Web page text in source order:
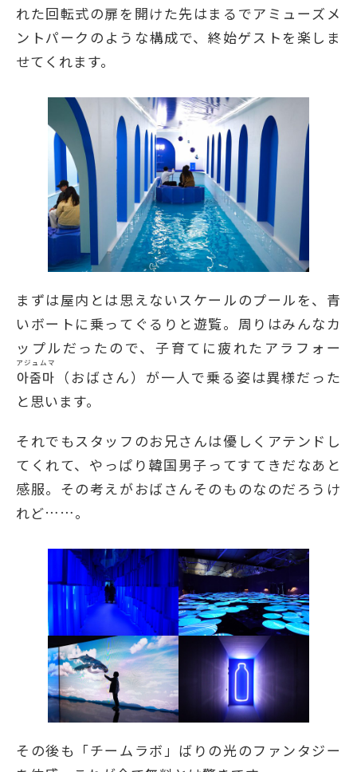
れた回転式の扉を開けた先はまるでアミューズメ
ントパークのような構成で、終始ゲストを楽しま
せてくれます。
まずは屋内とは思えないスケールのプールを、青
いボートに乗ってぐるりと遊覧。周りはみんなカ
ップルだったので、子育てに疲れたアラフォー
아줌마
アジュムマ
（おばさん）が一人で乗る姿は異様だった
と思います。
それでもスタッフのお兄さんは優しくアテンドし
てくれて、やっぱり韓国男子ってすてきだなあと
感服。その考えがおばさんそのものなのだろうけ
れど……。
その後も「チームラボ」ばりの光のファンタジー